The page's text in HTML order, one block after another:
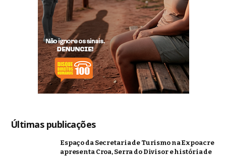
Últimas publicações
Espaço da Secretaria de Turismo na Expoacre
apresenta Croa, Serra do Divisor e história de